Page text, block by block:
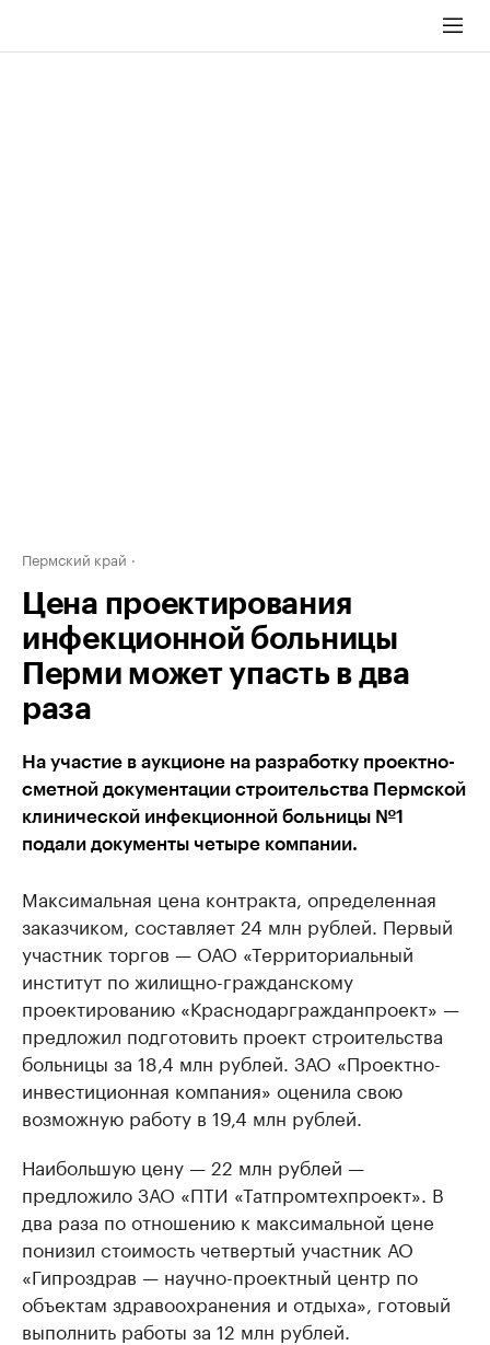
Пермский край
Цена проектирования
инфекционной больницы
Перми может упасть в два
раза
На участие в аукционе на разработку проектно-
сметной документации строительства Пермской
клинической инфекционной больницы №1
подали документы четыре компании.
Максимальная цена контракта, определенная
заказчиком, составляет 24 млн рублей. Первый
участник торгов — ОАО «Территориальный
институт по жилищно-гражданскому
проектированию «Краснодаргражданпроект» —
предложил подготовить проект строительства
больницы за 18,4 млн рублей. ЗАО «Проектно-
инвестиционная компания» оценила свою
возможную работу в 19,4 млн рублей.
Наибольшую цену — 22 млн рублей —
предложило ЗАО «ПТИ «Татпромтехпроект». В
два раза по отношению к максимальной цене
понизил стоимость четвертый участник АО
«Гипроздрав — научно-проектный центр по
объектам здравоохранения и отдыха», готовый
выполнить работы за 12 млн рублей.